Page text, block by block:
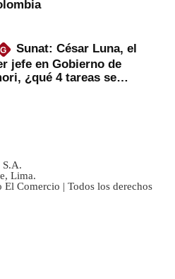
G
Sunat: César Luna, el
jefe en Gobierno de
¿qué 4 tareas se
S.A.
Lima.
Comercio | Todos los derechos